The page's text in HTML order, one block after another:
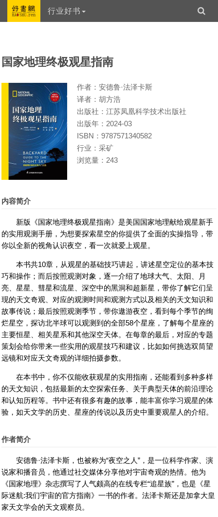
好书网
行业好书
国家地理终极观星指南
作者：安德鲁·法泽卡斯
译者：胡方浩
出版社：江苏凤凰科学技术出版社
出版年：2024-03
ISBN：9787571340582
行业：采矿
浏览量：243
内容简介
新版《国家地理终极观星指南》是美国国家地理献给观星新手
的实用观测手册，为想要探索星空的你提供了全面的实操指导，带
你以全新的视角认识夜空，看一次就爱上观星。
本书共10章，从观星的基础技巧讲起，讲述星空定位的基本技
巧和操作；而后按照观测对象，逐一介绍了地球大气、太阳、月
亮、星星、彗星和流星、深空中的黑洞和超新星，带你了解它们呈
现的天文奇观、对应的观测时间和观测方式以及相关的天文知识和
故事传说；最后按照观测季节，带你遨游夜空，看到每个季节的绚
烂星空，探访北半球可以观测到的全部58个星座，了解每个星座的
主要恒星、相关星系和其他深空天体。在每章的最后，对应的专题
策划会给你带来一些实用的观星技巧和建议，比如如何挑选双筒望
远镜和对应天文奇观的详细拍摄参数。
在本书中，你不仅能收获观星的实用指南，还能看到多种多样
的天文知识，包括最新的太空探索任务、关于典型天体的前沿理论
和认知历程等。书中还有很多有趣的故事，能丰富你学习观星的体
验，如天文学的历史、星座的传说以及历史中重要观星人的介绍。
作者简介
安德鲁·法泽卡斯，也被称为“夜空之人”，是一位科学作家、演
说家和播音员，他通过社交媒体分享他对宇宙奇观的热情。他为
《国家地理》杂志撰写了人气颇高的在线专栏“追星族”，也是《星
际迷航:我们宇宙的官方指南》一书的作者。法泽卡斯还是加拿大皇
家天文学会的天文观察员。